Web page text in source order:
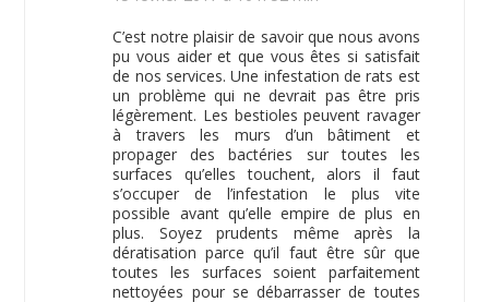
C’est notre plaisir de savoir que nous avons
pu vous aider et que vous êtes si satisfait
de nos services. Une infestation de rats est
un problème qui ne devrait pas être pris
légèrement. Les bestioles peuvent ravager
à travers les murs d’un bâtiment et
propager des bactéries sur toutes les
surfaces qu’elles touchent, alors il faut
s’occuper de l’infestation le plus vite
possible avant qu’elle empire de plus en
plus. Soyez prudents même après la
dératisation parce qu’il faut être sûr que
toutes les surfaces soient parfaitement
nettoyées pour se débarrasser de toutes